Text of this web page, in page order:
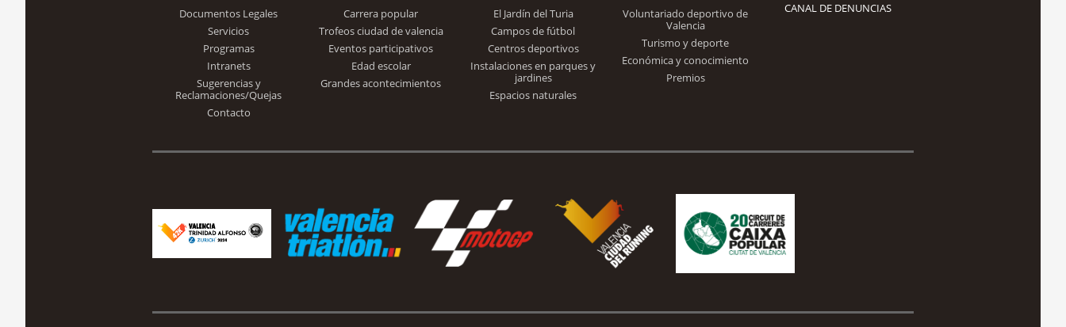
Trinidad Alfonso
Documentos Legales
Servicios
Programas
Intranets
Sugerencias y
Reclamaciones/Quejas
Contacto
Carrera popular
Trofeos ciudad de valencia
Eventos participativos
Edad escolar
Grandes acontecimientos
El Jardín del Turia
Campos de fútbol
Centros deportivos
Instalaciones en parques y
jardines
Espacios naturales
Voluntariado deportivo de
Valencia
Turismo y deporte
Económica y conocimiento
Premios
CANAL DE DENUNCIAS